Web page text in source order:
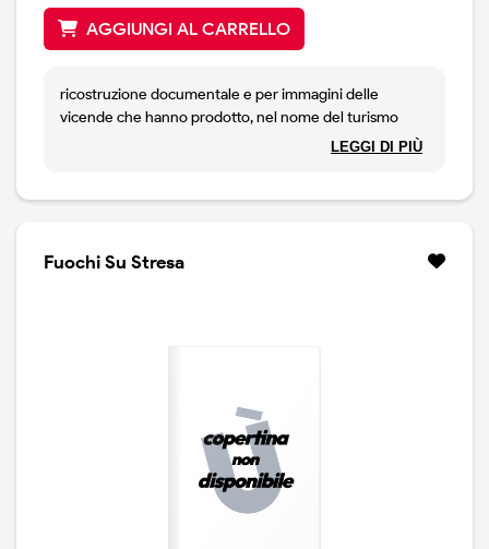
AGGIUNGI AL CARRELLO
ricostruzione documentale e per immagini delle
vicende che hanno prodotto, nel nome del turismo
internazionale, un profondo cambiamento urbanistico
LEGGI DI PIÙ
Fuochi Su Stresa